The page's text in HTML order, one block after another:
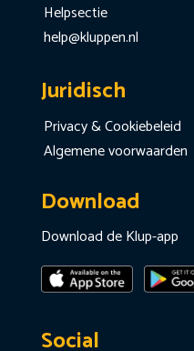
Helpsectie
help@kluppen.nl
Juridisch
Privacy & Cookiebeleid
Algemene voorwaarden
Download
Download de Klup-app
Social